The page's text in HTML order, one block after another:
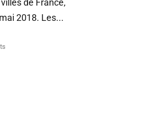
de France,
2018. Les...